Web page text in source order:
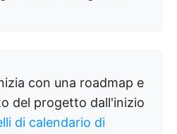
con una roadmap e
del progetto dall'inizio
di calendario di